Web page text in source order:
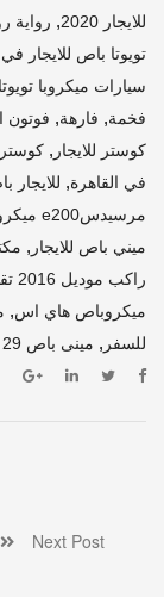
للايجار 2020
, رواية
تويوتا باص للايجار
سيارات ميكروبا تويوتا
فخمة, فارهة, فوتون
كوستر للايجار , كوستر
في القاهرة, للايجار باص 33
مرسيدسe200 ميكروباص 14 راكب
ميني باص للايجار ,
راكب موديل 2016 تقسيط
ميكروباص هاي اس,
للسفر , مينى باص 29 راكب
Next Post